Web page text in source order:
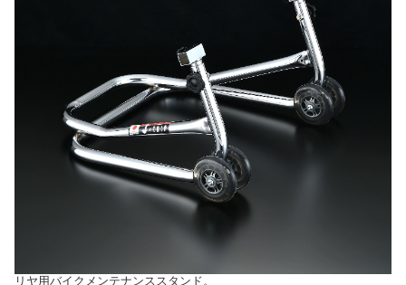
リヤ用バイクメンテナンススタンド。